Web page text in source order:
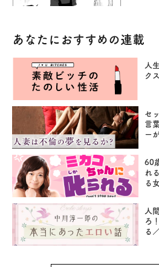
あなたにおすすめの連載
人
ク
セ
言
ー
60
れ
る
人
ろ
る